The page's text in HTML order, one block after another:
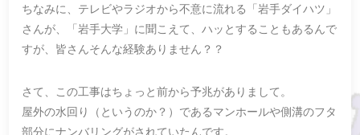
ちなみに、テレビやラジオから不意に流れる「岩手ダイハツ」
さんが、「岩手大学」に聞こえて、ハッとすることもあるんで
すが、皆さんそんな経験ありません？？
さて、この工事はちょっと前から予兆がありまして。
屋外の水回り（というのか？）であるマンホールや側溝のフタ
部分にナンバリングがされていたんです。